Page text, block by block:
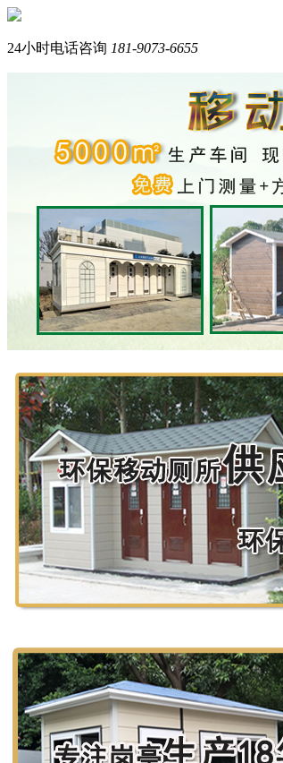
24小时电话咨询 181-9073-6655
我是在线产品顾问，请问您需要什么产品？